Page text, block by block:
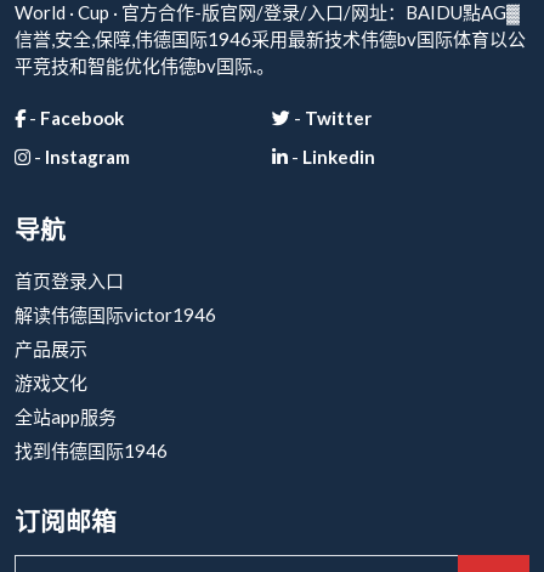
World · Cup · 官方合作-版官网/登录/入口/网址：BAIDU點AG▓
信誉,安全,保障,伟德国际1946采用最新技术伟德bv国际体育以公
平竞技和智能优化伟德bv国际.。
- Facebook - Twitter
- Instagram - Linkedin
导航
首页登录入口
解读伟德国际victor1946
产品展示
游戏文化
全站app服务
找到伟德国际1946
订阅邮箱